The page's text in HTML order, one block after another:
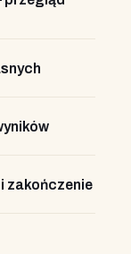
zakończenie